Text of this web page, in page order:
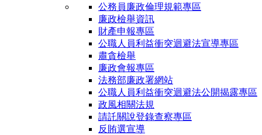
公務員廉政倫理規範專區
廉政檢舉資訊
財產申報專區
公職人員利益衝突迴避法宣導專區
肅貪檢舉
廉政會報專區
法務部廉政署網站
公職人員利益衝突迴避法公開揭露專區
政風相關法規
請託關說登錄查察專區
反賄選宣導